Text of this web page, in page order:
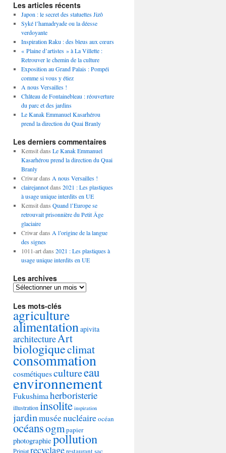
Les articles récents
Japon : le secret des statuettes Jizô
Syké l’hamadryade ou la déesse
verdoyante
Inspiration Raku : des bleus aux cœurs
« Plaine d’artistes » à La Villette :
Retrouver le chemin de la culture
Exposition au Grand Palais : Pompéi
comme si vous y étiez
A nous Versailles !
Château de Fontainebleau : réouverture
du parc et des jardins
Le Kanak Emmanuel Kasarhérou
prend la direction du Quai Branly
Les derniers commentaires
Kemsitdans Le Kanak Emmanuel
Kasarhérou prend la direction du Quai
Branly
Criwardans A nous Versailles !
clairejannotdans 2021 : Les plastiques
à usage unique interdits en UE
Kemsitdans Quand l’Europe se
retrouvait prisonnière du Petit Âge
glaciaire
Criwardans A l’origine de la langue
des signes
1011-artdans 2021 : Les plastiques à
usage unique interdits en UE
Les archives
Les
Les mots-clés
agriculture
alimentationapivita
architectureArt
biologiqueclimat
consommation
cosmétiquescultureeau
environnement
Fukushimaherboristerie
illustrationinsolite inspiration
jardinmuséenucléaireocéan
océansogmpapier
photographie pollution
Pripiatrecyclagerestaurantsac